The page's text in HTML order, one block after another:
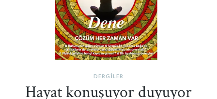
DERGILER
Hayat konuşuyor duyuyor